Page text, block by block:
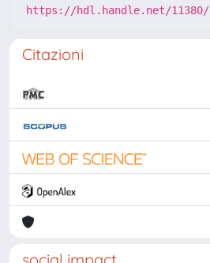
https://hdl.handle.net/11380/
Citazioni